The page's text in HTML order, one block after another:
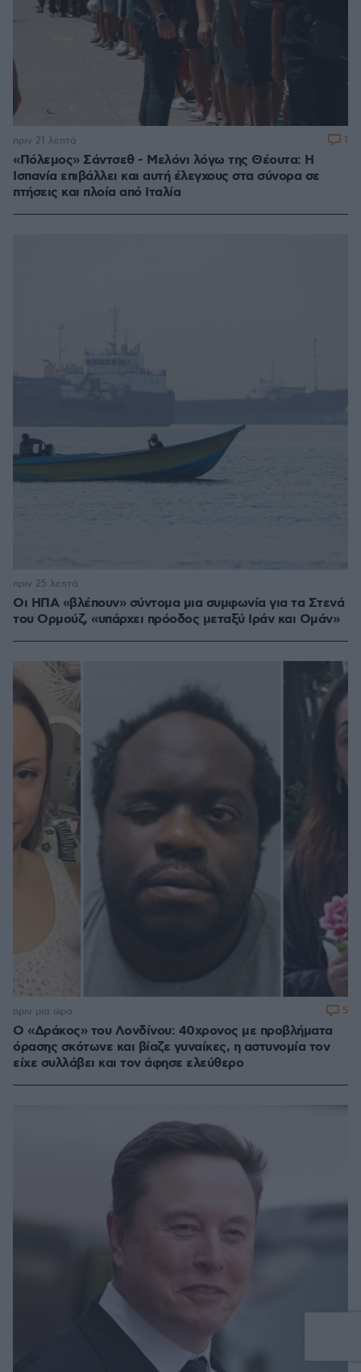
«Πόλεμος» Σάντσεθ - Μελόνι λόγω της Θέουτα: Η
Ισπανία επιβάλλει και αυτή έλεγχους στα σύνορα σε
πτήσεις και πλοία από Ιταλία
πριν 21 λεπτά 1
Οι ΗΠΑ «βλέπουν» σύντομα μια συμφωνία για τα Στενά
του Ορμούζ, «υπάρχει πρόοδος μεταξύ Ιράν και Ομάν»
πριν 25 λεπτά
Ο «Δράκος» του Λονδίνου: 40χρονος με προβλήματα
όρασης σκότωνε και βίαζε γυναίκες, η αστυνομία τον
είχε συλλάβει και τον άφησε ελεύθερο
πριν μία ώρα 5